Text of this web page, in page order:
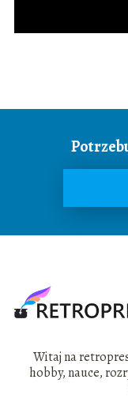
Witaj na
hobby, nauce,